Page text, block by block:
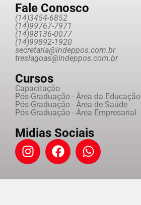
Fale Conosco
(14)3454-6852
(14)99767-7971
(14)98136-0077
(14)99892-1920
secretaria@indeppos.com.br
treslagoas@indeppos.com.br
Cursos
Capacitação
Pós-Graduação - Área da Educação
Pós-Graduação - Área de Saúde
Pós-Graduação - Área Empresarial
Midias Sociais